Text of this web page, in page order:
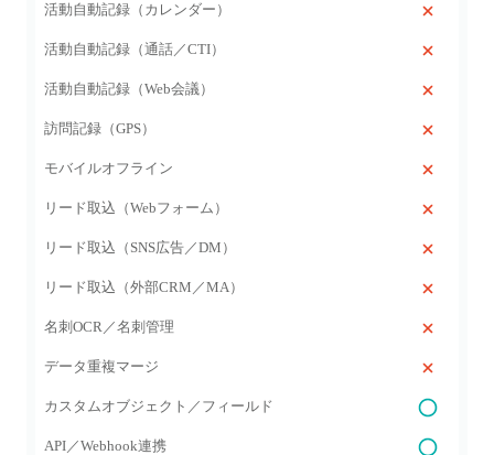
活動自動記録（カレンダー）
活動自動記録（通話／CTI）
活動自動記録（Web会議）
訪問記録（GPS）
モバイルオフライン
リード取込（Webフォーム）
リード取込（SNS広告／DM）
リード取込（外部CRM／MA）
名刺OCR／名刺管理
データ重複マージ
カスタムオブジェクト／フィールド
API／Webhook連携